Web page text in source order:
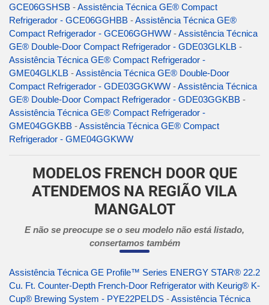
GCE06GSHSB -Assistência Técnica GE® Compact
Refrigerador - GCE06GGHBB -Assistência Técnica GE®
Compact Refrigerador - GCE06GGHWW -Assistência Técnica
GE® Double-Door Compact Refrigerador - GDE03GLKLB -
Assistência Técnica GE® Compact Refrigerador -
GME04GLKLB -Assistência Técnica GE® Double-Door
Compact Refrigerador - GDE03GGKWW -Assistência Técnica
GE® Double-Door Compact Refrigerador - GDE03GGKBB -
Assistência Técnica GE® Compact Refrigerador -
GME04GGKBB -Assistência Técnica GE® Compact
Refrigerador - GME04GGKWW
MODELOS FRENCH DOOR QUE
ATENDEMOS NA REGIÃO VILA
MANGALOT
E não se preocupe se o seu modelo não está listado,
consertamos também
Assistência Técnica GE Profile™ Series ENERGY STAR® 22.2
Cu. Ft. Counter-Depth French-Door Refrigerator with Keurig® K-
Cup® Brewing System - PYE22PELDS -Assistência Técnica